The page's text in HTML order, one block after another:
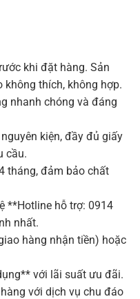
khi đặt hàng. Sản
thích, không hợp.
nhanh chóng và đáng
kiện, đầy đủ giấy
cầu.
tháng, đảm bảo chất
**Hotline hỗ trợ: 0914
nhất.
hàng nhận tiền) hoặc
với lãi suất ưu đãi.
với dịch vụ chu đáo